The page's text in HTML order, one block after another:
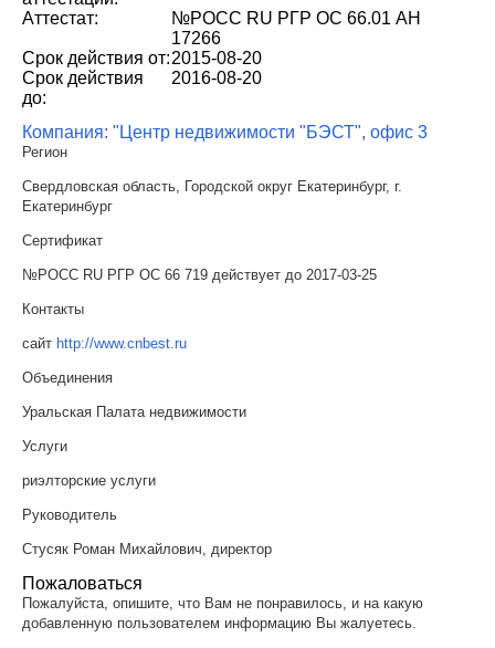
Аттестат:
№РОСС RU РГР ОС 66.01 АН
17266
Срок действия от:2015-08-20
Срок действия
до:
2016-08-20
Компания: "Центр недвижимости "БЭСТ", офис 3
Регион
Свердловская область, Городской округ Екатеринбург, г.
Екатеринбург
Сертификат
№РОСС RU РГР ОС 66 719 действует до 2017-03-25
Контакты
сайт http://www.cnbest.ru
Объединения
Уральская Палата недвижимости
Услуги
риэлторские услуги
Руководитель
Стусяк Роман Михайлович, директор
Пожаловаться
Пожалуйста, опишите, что Вам не понравилось, и на какую
добавленную пользователем информацию Вы жалуетесь.